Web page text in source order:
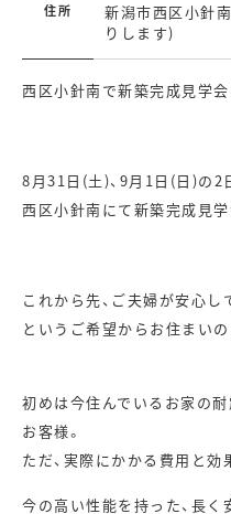
住所
新潟市西区小針
りします)
西区小針南で新築完成見学会
8月31日(土)、9月1日(日)の2
西区小針南にて新築完成見学
これから先、ご夫婦が安心し
というご希望からお住まい
初めは今住んでいるお家の
お客様。
ただ、実際にかかる費用と効
今の高い性能を持った、長く